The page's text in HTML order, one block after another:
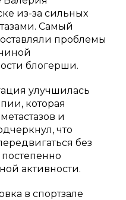
из-за сильных
Самый
проблемы
блогерши.
улучшилась
которая
и
что
без
активности.
в спортзале